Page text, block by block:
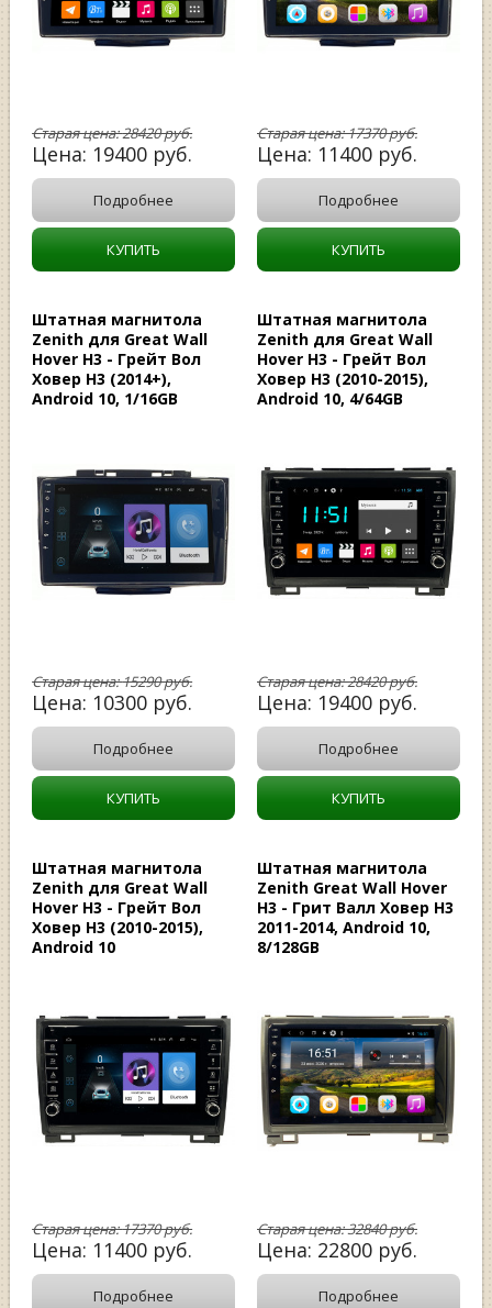
Старая цена:28420руб.
Цена: 19400 руб.
Подробнее
КУПИТЬ
Старая цена:17370руб.
Цена: 11400 руб.
Подробнее
КУПИТЬ
Штатная магнитола
Zenith для Great Wall
Hover H3 - Грейт Вол
Ховер Н3 (2014+),
Android 10, 1/16GB
Старая цена:15290руб.
Цена: 10300 руб.
Подробнее
КУПИТЬ
Штатная магнитола
Zenith для Great Wall
Hover H3 - Грейт Вол
Ховер Н3 (2010-2015),
Android 10, 4/64GB
Старая цена:28420руб.
Цена: 19400 руб.
Подробнее
КУПИТЬ
Штатная магнитола
Zenith для Great Wall
Hover H3 - Грейт Вол
Ховер Н3 (2010-2015),
Android 10
Старая цена:17370руб.
Цена: 11400 руб.
Подробнее
Штатная магнитола
Zenith Great Wall Hover
H3 - Грит Валл Ховер Н3
2011-2014, Android 10,
8/128GB
Старая цена:32840руб.
Цена: 22800 руб.
Подробнее